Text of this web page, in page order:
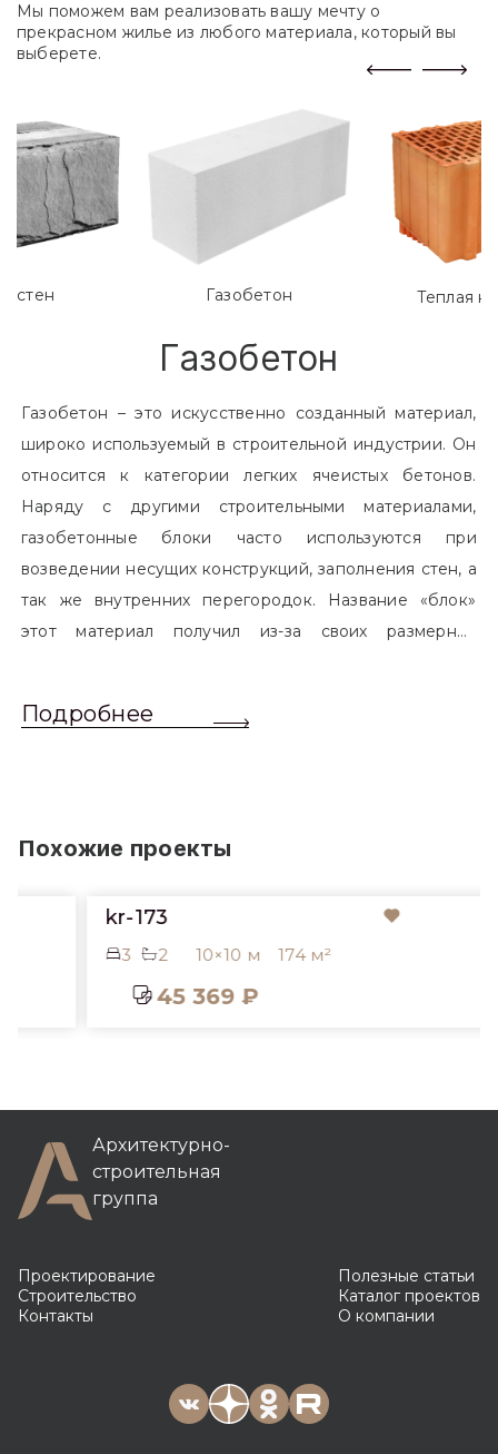
Мы поможем вам реализовать вашу мечту о
прекрасном жилье из любого материала, который вы
выберете.
Газобетон Теплая
Газобетон
Газобетон – это искусственно созданный материал,
широко используемый в строительной индустрии. Он
относится к категории легких ячеистых бетонов.
Наряду с другими строительными материалами,
газобетонные блоки часто используются при
возведении несущих конструкций, заполнения стен, а
так же внутренних перегородок. Название «блок»
этот материал получил из-за своих размерных
обычный одинарный кирпич. Размер блоков различен
Подробнее
Похожие проекты
kr-173
2 10×10 м 174 м²
45 369 ₽
Архитектурно-
строительная
группа
Проектирование
Строительство
Контакты
Полезные статьи
Каталог проектов
О компании